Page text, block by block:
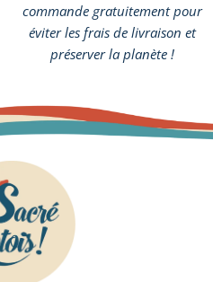
commande gratuitement pour
éviter les frais de livraison et
préserver la planète !